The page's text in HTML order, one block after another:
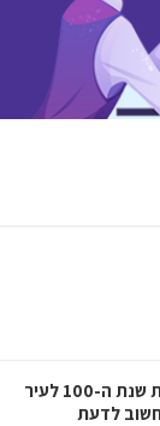
לקראת פתיחת חגיגות שנת ה-100 לעיר
לדעת